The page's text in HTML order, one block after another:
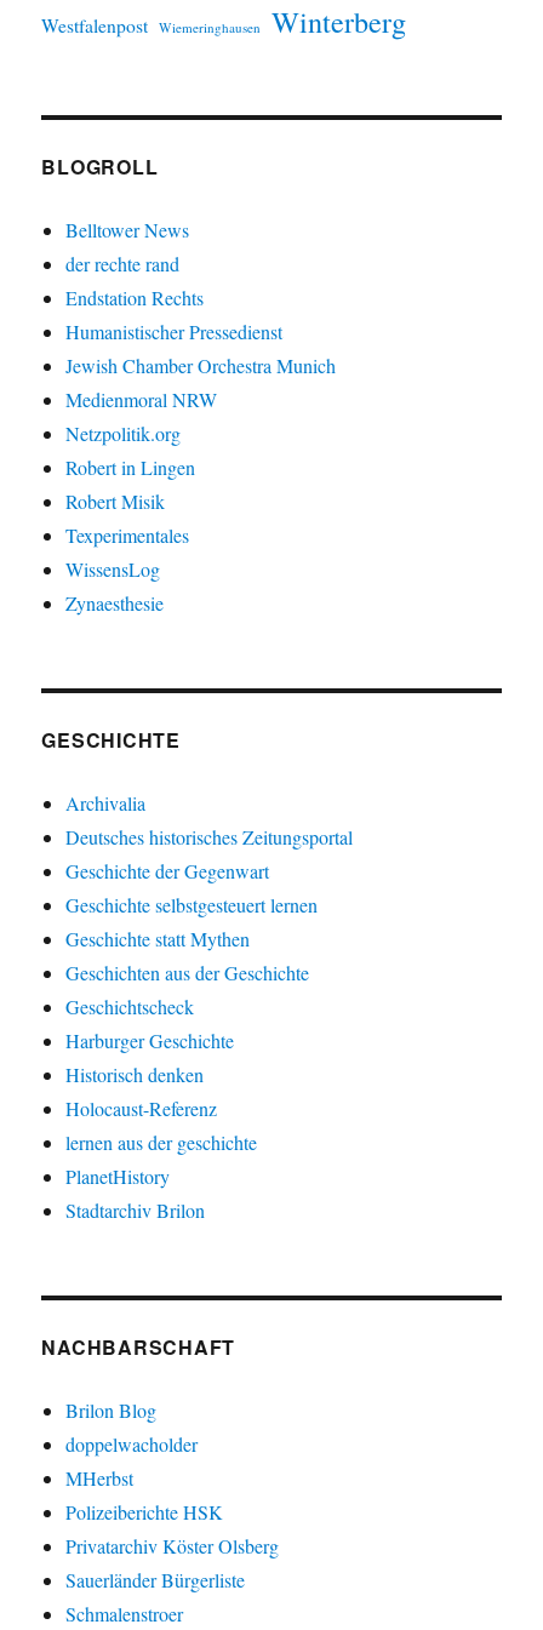
Westfalenpost Wiemeringhausen Winterberg
BLOGROLL
Belltower News
der rechte rand
Endstation Rechts
Humanistischer Pressedienst
Jewish Chamber Orchestra Munich
Medienmoral NRW
Netzpolitik.org
Robert in Lingen
Robert Misik
Texperimentales
WissensLog
Zynaesthesie
GESCHICHTE
Archivalia
Deutsches historisches Zeitungsportal
Geschichte der Gegenwart
Geschichte selbstgesteuert lernen
Geschichte statt Mythen
Geschichten aus der Geschichte
Geschichtscheck
Harburger Geschichte
Historisch denken
Holocaust-Referenz
lernen aus der geschichte
PlanetHistory
Stadtarchiv Brilon
NACHBARSCHAFT
Brilon Blog
doppelwacholder
MHerbst
Polizeiberichte HSK
Privatarchiv Köster Olsberg
Sauerländer Bürgerliste
Schmalenstroer